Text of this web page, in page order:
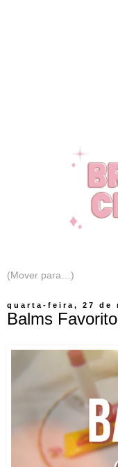
quarta-feira, 27 de
Balms